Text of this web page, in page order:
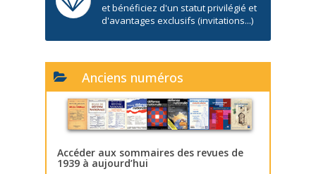
et bénéficiez d'un statut privilégié et
d'avantages exclusifs (invitations...)
Anciens numéros
Accéder aux sommaires des revues de
1939 à aujourd’hui